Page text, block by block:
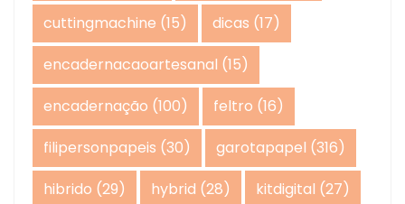
cuttingmachine (15) dicas (17)
encadernacaoartesanal (15)
encadernação (100) feltro (16)
filipersonpapeis (30) garotapapel (316)
hibrido (29) hybrid (28) kitdigital (27)